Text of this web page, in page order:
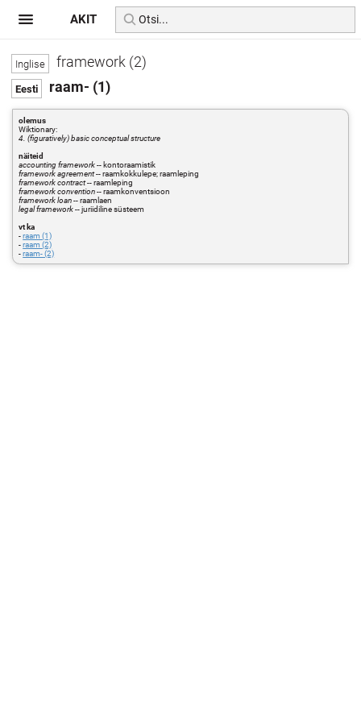
framework (2)
raam- (1)
olemus
Wiktionary:
4. (figuratively) basic conceptual structure
näiteid
accounting framework-- kontoraamistik
framework agreement-- raamkokkulepe; raamleping
framework contract-- raamleping
framework convention-- raamkonventsioon
framework loan-- raamlaen
legal framework-- juriidiline süsteem
vt ka
-raam (1)
-raam (2)
-raam- (2)
AKIT